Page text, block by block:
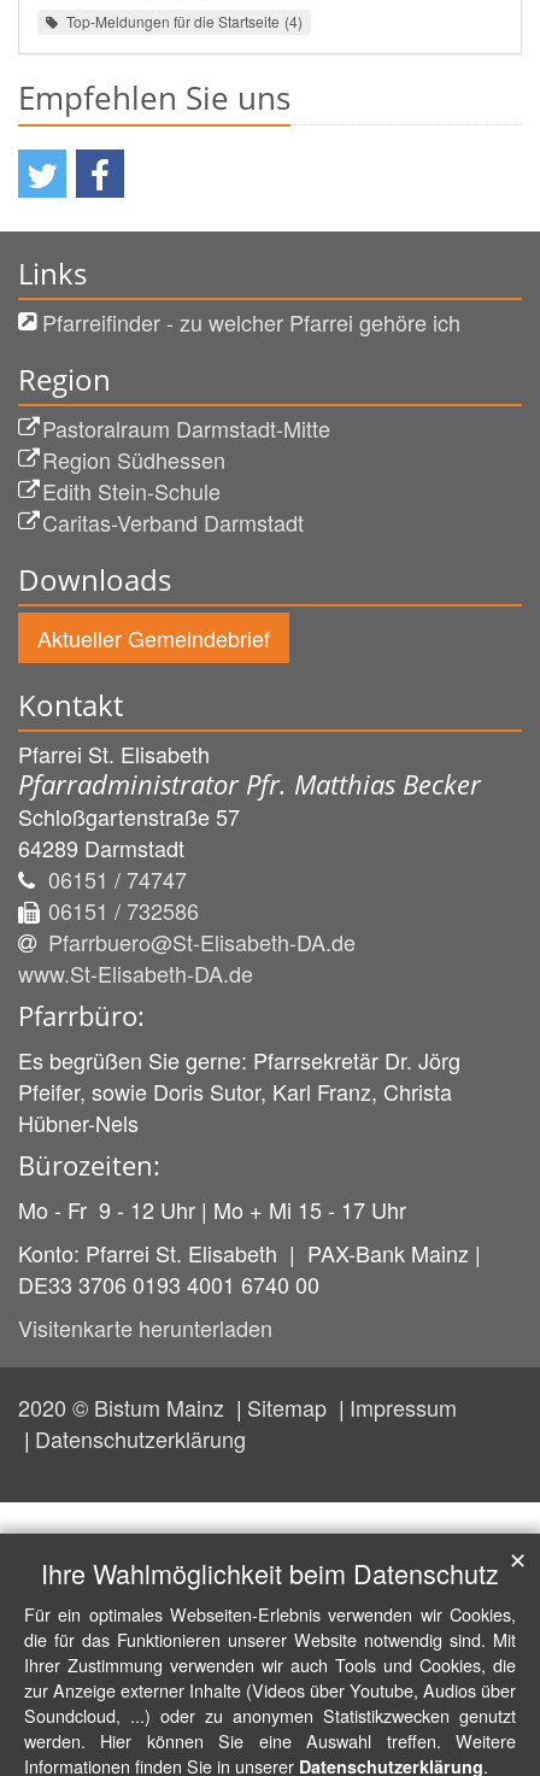
Top-Meldungen für die Startseite 4
Empfehlen Sie uns
Links
Pfarreifinder - zu welcher Pfarrei gehöre ich
Region
Pastoralraum Darmstadt-Mitte
Region Südhessen
Edith Stein-Schule
Caritas-Verband Darmstadt
Downloads
Aktueller Gemeindebrief
Kontakt
Pfarrei St. Elisabeth
Pfarradministrator Pfr. Matthias Becker
Schloßgartenstraße 57
64289 Darmstadt
06151 / 74747
06151 / 732586
Pfarrbuero@St-Elisabeth-DA.de
www.St-Elisabeth-DA.de
Pfarrbüro:
Es begrüßen Sie gerne: Pfarrsekretär Dr. Jörg
Pfeifer, sowie Doris Sutor, Karl Franz, Christa
Hübner-Nels
Bürozeiten:
Mo - Fr 9 - 12 Uhr | Mo + Mi 15 - 17 Uhr
Konto: Pfarrei St. Elisabeth | PAX-Bank Mainz |
DE33 3706 0193 4001 6740 00
Visitenkarte herunterladen
2020 © Bistum Mainz Sitemap
Impressum
Datenschutzerklärung
Ihre Wahlmöglichkeit beim Datenschutz
Für ein optimales Webseiten-Erlebnis verwenden wir Cookies,
die für das Funktionieren unserer Website notwendig sind. Mit
Ihrer Zustimmung verwenden wir auch Tools und Cookies, die
zur Anzeige externer Inhalte (Videos über Youtube, Audios über
Soundcloud, ...) oder zu anonymen Statistikzwecken genutzt
werden. Hier können Sie eine Auswahl treffen. Weitere
Informationen finden Sie in unserer Datenschutzerklärung.
✕